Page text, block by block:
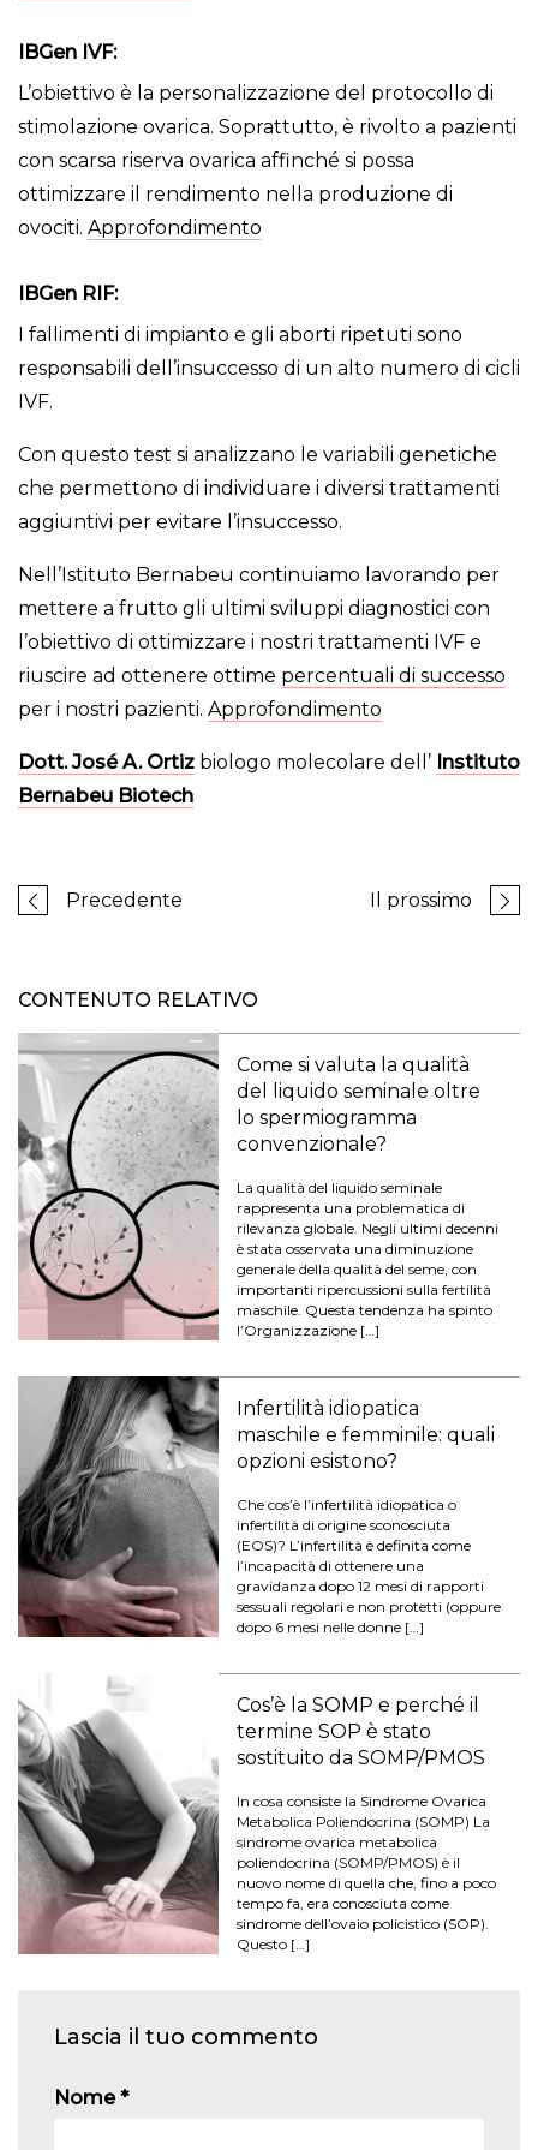
IBGen IVF:
L’obiettivo è la personalizzazione del protocollo di
stimolazione ovarica. Soprattutto, è rivolto a pazienti
con scarsa riserva ovarica affinché si possa
ottimizzare il rendimento nella produzione di
ovociti. Approfondimento
IBGen RIF:
I fallimenti di impianto e gli aborti ripetuti sono
responsabili dell’insuccesso di un alto numero di cicli
IVF.
Con questo test si analizzano le variabili genetiche
che permettono di individuare i diversi trattamenti
aggiuntivi per evitare l’insuccesso.
Nell’Istituto Bernabeu continuiamo lavorando per
mettere a frutto gli ultimi sviluppi diagnostici con
l’obiettivo di ottimizzare i nostri trattamenti IVF e
riuscire ad ottenere ottime percentuali di successo
per i nostri pazienti. Approfondimento
Dott. José A. Ortiz biologo molecolare dell’ Instituto
Bernabeu Biotech
Precedente Il prossimo
CONTENUTO RELATIVO
Come si valuta la qualità
del liquido seminale oltre
lo spermiogramma
convenzionale?
La qualità del liquido seminale
rappresenta una problematica di
rilevanza globale. Negli ultimi decenni
è stata osservata una diminuzione
generale della qualità del seme, con
importanti ripercussioni sulla fertilità
maschile. Questa tendenza ha spinto
l’Organizzazione […]
Infertilità idiopatica
maschile e femminile: quali
opzioni esistono?
Che cos’è l’infertilità idiopatica o
infertilità di origine sconosciuta
(EOS)? L’infertilità è definita come
l’incapacità di ottenere una
gravidanza dopo 12 mesi di rapporti
sessuali regolari e non protetti (oppure
dopo 6 mesi nelle donne […]
Cos’è la SOMP e perché il
termine SOP è stato
sostituito da SOMP/PMOS
In cosa consiste la Sindrome Ovarica
Metabolica Poliendocrina (SOMP) La
sindrome ovarica metabolica
poliendocrina (SOMP/PMOS) è il
nuovo nome di quella che, fino a poco
tempo fa, era conosciuta come
sindrome dell’ovaio policistico (SOP).
Questo […]
Lascia il tuo commento
Nome*